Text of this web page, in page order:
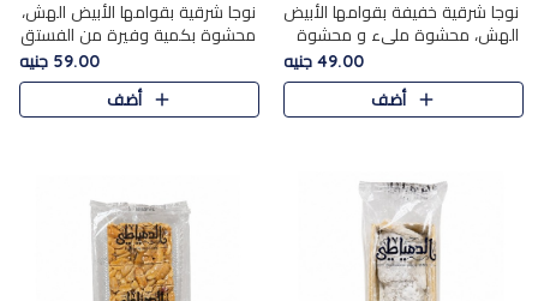
نوجا شرقية خفيفة بقوامها الأبيض
الهش، محشوة مليء و محشوة
بـكمية وفيرة من الفستق الفاخر
لتمنحك نكهة مكسرات غنية
وقرمشة مميزة في كل قطعة و
49.00 جنيه
أضف
نوجا شرقية بقوامها الأبيض الهش،
محشوة بكمية وفيرة من الفستق
الفاخر لتمنحك نكهة غنية وقرمشة
مميزة في كل قطعة، لتجربة تجمع
بين الفخامة والمذاق..
59.00 جنيه
أضف